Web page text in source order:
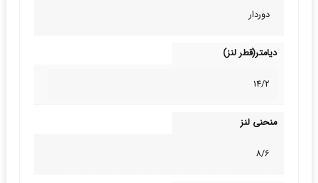
دوردار
دیامتر(قطر لنز)
14/2
منحنی لنز
8/6